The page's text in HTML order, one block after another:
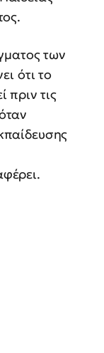
των
ότι το
τις